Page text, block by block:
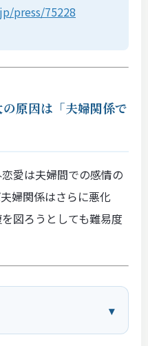
press/75228
原因は「夫婦関係で
愛は夫婦間での感情の
婦関係はさらに悪化
図ろうとしても難易度